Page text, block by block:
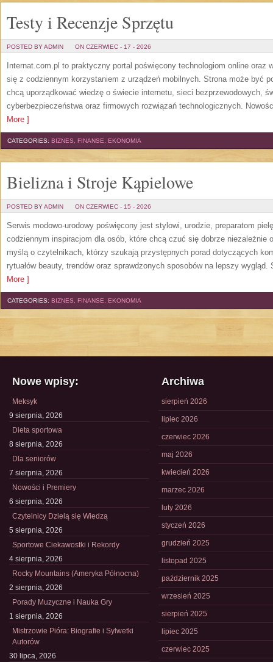
Testy i Recenzje Sprzętu
POSTED BY ADMIN ON CZERWIEC - 17 - 2026
Internat.com.pl to praktyczny portal poświęcony technologiom online oraz
się z codziennym korzystaniem z urządzeń mobilnych. Strona może być
chcą uporządkować wiedzę o świecie internetu, sieci bezprzewodowych,
cyberbezpieczeństwa oraz firmowych rozwiązań technologicznych.
More ]
CATEGORIES: BIZNES, FINANSE, EKONOMIA
Bielizna i Stroje Kąpielowe
POSTED BY ADMIN ON CZERWIEC - 15 - 2026
Serwis modowo-urodowy poświęcony jest stylowi, urodzie, preparatom
codziennym inspiracjom dla osób, które chcą czuć się dobrze niezależnie
myślą o czytelnikach, którzy szukają przystępnych porad dotyczących
rytuałów beauty, trendów oraz sprawdzonych sposobów na lepszy wygląd.
More ]
CATEGORIES: BIZNES, FINANSE, EKONOMIA
Nowe wpisy:
Meksyk
9 sierpnia, 2026
Dieta sportowa
8 sierpnia, 2026
Dla seniorów
7 sierpnia, 2026
Nowości i Premiery
6 sierpnia, 2026
Czytelnicy Dzielą się Wiedzą
5 sierpnia, 2026
Sportowe Ciekawostki i Rekordy
4 sierpnia, 2026
Rocky Mountains (Ameryka Północna)
2 sierpnia, 2026
Porady Muzyczne i Nauka Gry
1 sierpnia, 2026
Mistrzowie Pióra: Biografie i Sylwetki
Autorów
30 lipca, 2026
Archiwa
sierpień 2026
lipiec 2026
czerwiec 2026
maj 2026
kwiecień 2026
marzec 2026
luty 2026
styczeń 2026
grudzień 2025
listopad 2025
październik 2025
wrzesień 2025
sierpień 2025
lipiec 2025
czerwiec 2025